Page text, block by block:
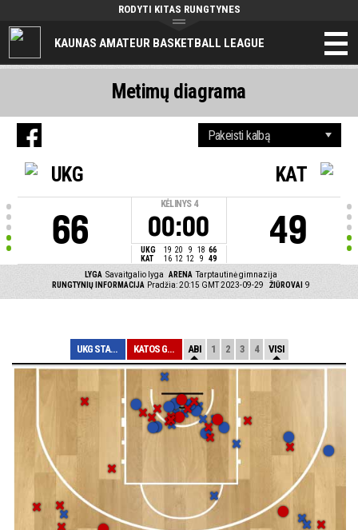
KAUNAS AMATEUR BASKETBALL LEAGUE
RODYTI KITAS RUNGTYNES
UKG
66
KĖLINYS 4
00:00
UKG 19 20 9 18 66
KAT
16 12 12 9 49
KAT
49
LYGA Savaitgalio lyga ARENA Tarptautinė gimnazija
RUNGTYNIŲ INFORMACIJA Pradžia: 20:15 GMT 2023-09-29 ŽIŪROVAI 9
Metimų diagrama
UKG STADIONAS KATOS GRUPĖ ABI 1 2 3 4 VISI